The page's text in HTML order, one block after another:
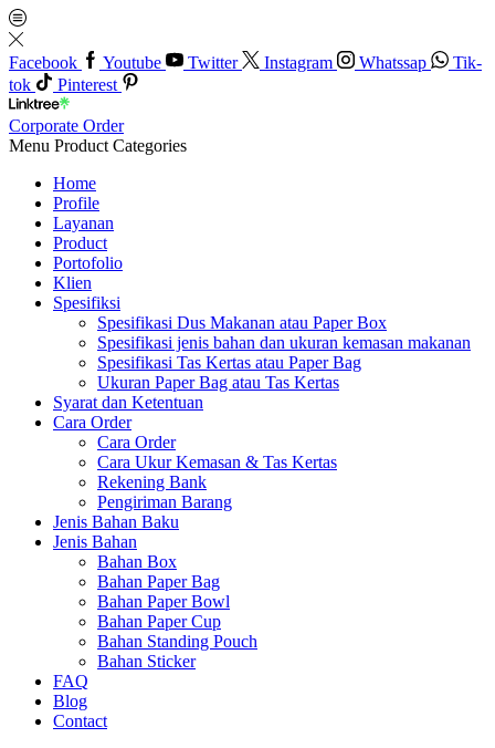
Facebook Youtube Twitter Instagram Whatssap
Tik-
tok
Pinterest
Corporate Order
Menu Product Categories
Home
Profile
Layanan
Product
Portofolio
Klien
Spesifiksi
Spesifikasi Dus Makanan atau Paper Box
Spesifikasi jenis bahan dan ukuran kemasan makanan
Spesifikasi Tas Kertas atau Paper Bag
Ukuran Paper Bag atau Tas Kertas
Syarat dan Ketentuan
Cara Order
Cara Order
Cara Ukur Kemasan & Tas Kertas
Rekening Bank
Pengiriman Barang
Jenis Bahan Baku
Jenis Bahan
Bahan Box
Bahan Paper Bag
Bahan Paper Bowl
Bahan Paper Cup
Bahan Standing Pouch
Bahan Sticker
FAQ
Blog
Contact